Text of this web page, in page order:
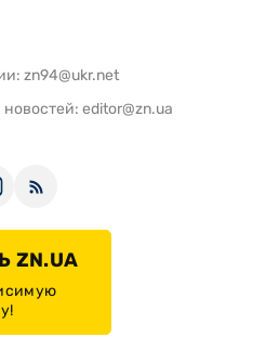
zn94@ukr.net
editor@zn.ua
ZN.UA